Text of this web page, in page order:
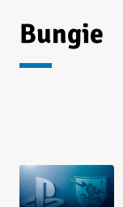
Bungie